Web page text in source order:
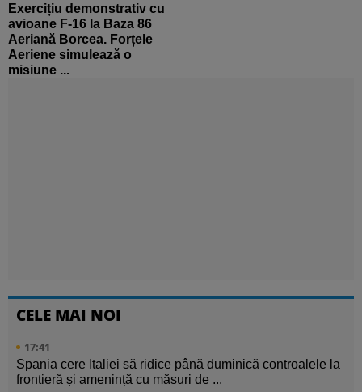
Exercițiu demonstrativ cu
avioane F-16 la Baza 86
Aeriană Borcea. Forțele
Aeriene simulează o
misiune ...
CELE MAI NOI
17:41
Spania cere Italiei să ridice până duminică controalele la
frontieră și amenință cu măsuri de ...